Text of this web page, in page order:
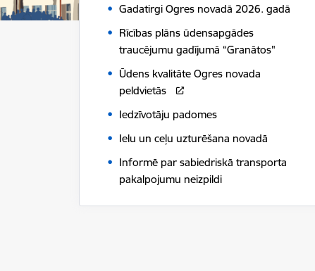
Gadatirgi Ogres novadā 2026. gadā
Rīcības plāns ūdensapgādes
traucējumu gadījumā “Granātos"
Ūdens kvalitāte Ogres novada
peldvietās
Iedzīvotāju padomes
Ielu un ceļu uzturēšana novadā
Informē par sabiedriskā transporta
pakalpojumu neizpildi